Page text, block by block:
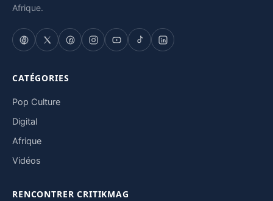
Afrique.
CATÉGORIES
Pop Culture
Digital
Afrique
Vidéos
RENCONTRER CRITIKMAG